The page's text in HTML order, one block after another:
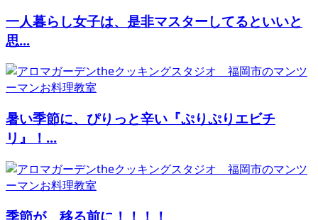
一人暮らし女子は、是非マスターしてるといいと
思...
暑い季節に、ぴりっと辛い『ぷりぷりエビチ
リ』！...
季節が、移る前に！！！！